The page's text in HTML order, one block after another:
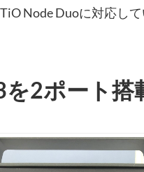
Node Duoに対応し
2ポート搭